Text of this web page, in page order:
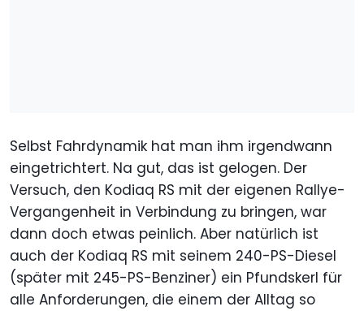
Selbst Fahrdynamik hat man ihm irgendwann
eingetrichtert. Na gut, das ist gelogen. Der
Versuch, den Kodiaq RS mit der eigenen Rallye-
Vergangenheit in Verbindung zu bringen, war
dann doch etwas peinlich. Aber natürlich ist
auch der Kodiaq RS mit seinem 240-PS-Diesel
(später mit 245-PS-Benziner) ein Pfundskerl für
alle Anforderungen, die einem der Alltag so